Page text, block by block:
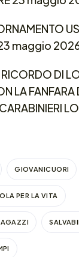
maggio
DI
LA FANFARA
GIOVANICUORI
PER LA VITA